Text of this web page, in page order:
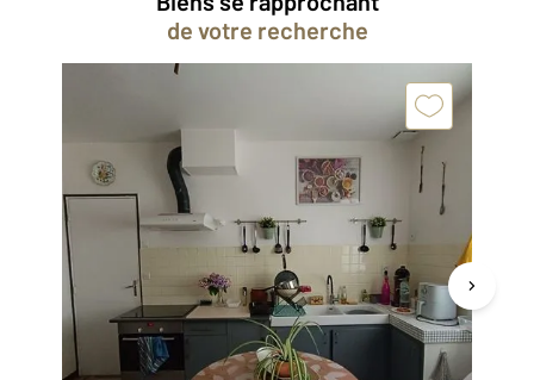
de votre recherche